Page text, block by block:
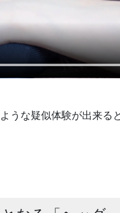
うな疑似体験が出来る